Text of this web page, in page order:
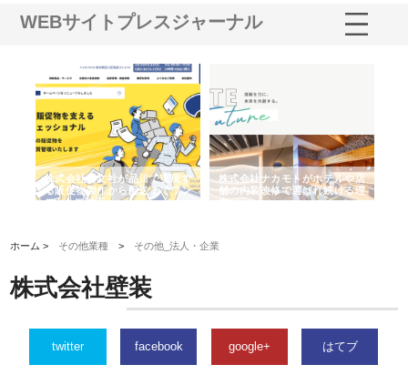
WEBサイトプレスジャーナル
株式会社耕文社が品川で実現す
る販促物製作から配送までワン
ストップ対応
株式会社ナカモトがホテルや店
舗の内装改修で選ばれ続ける理
由
ホーム > その他業種 > その他_法人・企業
株式会社壁装
twitter facebook google+ はてブ